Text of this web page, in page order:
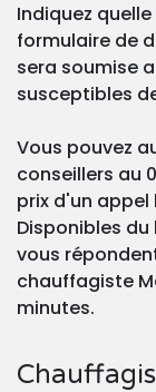
Indiquez
formulaire de
sera soumise
susceptibles
Vous pouvez
conseillers au
prix d'un
Disponibles
vous
chauffagiste
minutes.